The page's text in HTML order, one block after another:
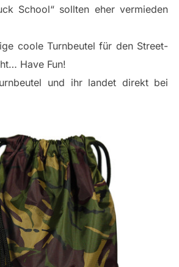
School“ sollten eher vermieden
coole Turnbeutel für den Street-
Have Fun!
und ihr landet direkt bei